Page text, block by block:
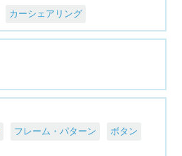
カーシェアリング
フレーム・パターン ボタン